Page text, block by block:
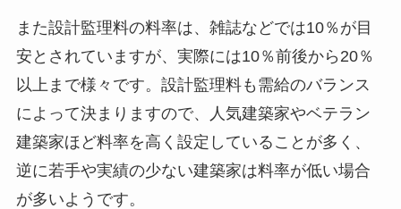
また設計監理料の料率は、雑誌などでは10％が目
安とされていますが、実際には10％前後から20％
以上まで様々です。設計監理料も需給のバランス
によって決まりますので、人気建築家やベテラン
建築家ほど料率を高く設定していることが多く、
逆に若手や実績の少ない建築家は料率が低い場合
が多いようです。